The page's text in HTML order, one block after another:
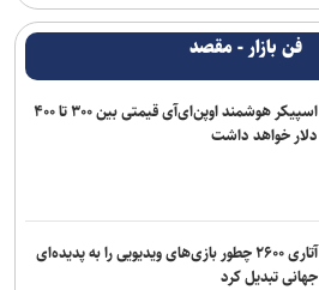
فن بازار - مقصد
اسپیکر هوشمند اوپن‌ای‌آی قیمتی بین ۳۰۰ تا ۴۰۰
دلار خواهد داشت
آتاری ۲۶۰۰ چطور بازی‌های ویدیویی را به پدیده‌ای
جهانی تبدیل کرد